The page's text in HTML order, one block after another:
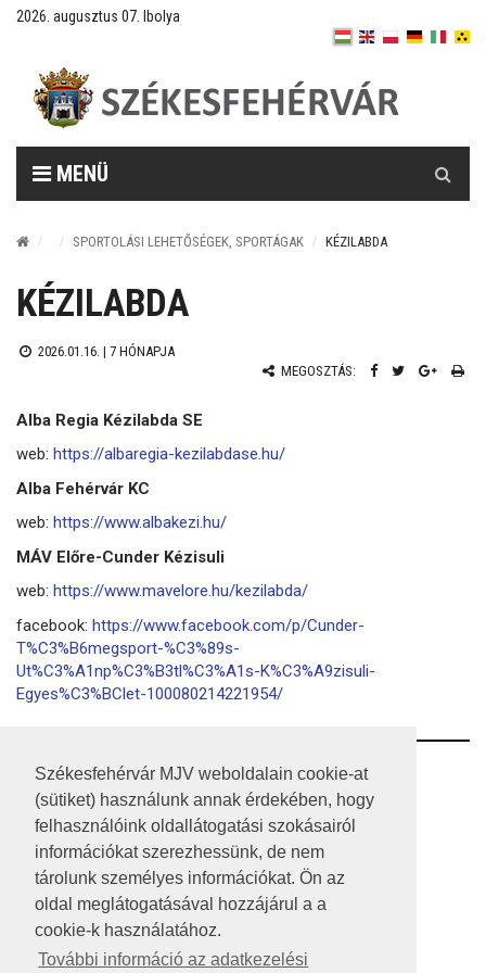
Székesfehérvár MJV weboldalain cookie-at
(sütiket) használunk annak érdekében, hogy
felhasználóink oldallátogatási szokásairól
információkat szerezhessünk, de nem
tárolunk személyes információkat. Ön az
oldal meglátogatásával hozzájárul a a
cookie-k használatához.
További információ az adatkezelési
2026. augusztus 07. Ibolya
MENÜ
SPORTOLÁSI LEHETŐSÉGEK, SPORTÁGAK KÉZILABDA
KÉZILABDA
2026.01.16. | 7 HÓNAPJA
MEGOSZTÁS:
Alba Regia Kézilabda SE
web: https://albaregia-kezilabdase.hu/
Alba Fehérvár KC
web: https://www.albakezi.hu/
MÁV Előre-Cunder Kézisuli
web: https://www.mavelore.hu/kezilabda/
facebook: https://www.facebook.com/p/Cunder-
T%C3%B6megsport-%C3%89s-
Ut%C3%A1np%C3%B3tl%C3%A1s-K%C3%A9zisuli-
Egyes%C3%BClet-100080214221954/
RSS
A HONLAP 2017.03.31-I ÁLLAPOTA
JOGI NYILATKOZAT
IMPRESSZUM